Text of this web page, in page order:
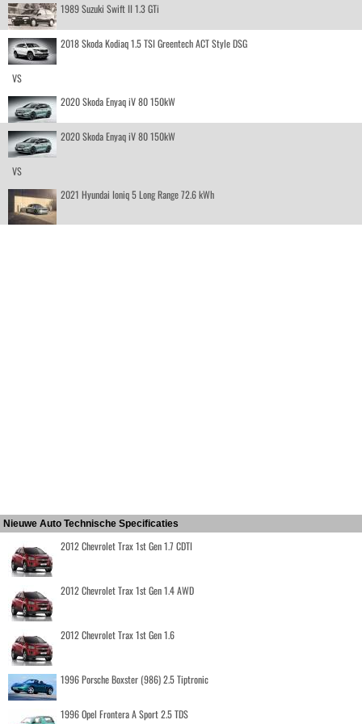
1989 Suzuki Swift II 1.3 GTi
2018 Skoda Kodiaq 1.5 TSI Greentech ACT Style DSG
VS
2020 Skoda Enyaq iV 80 150kW
2020 Skoda Enyaq iV 80 150kW
VS
2021 Hyundai Ioniq 5 Long Range 72.6 kWh
Nieuwe Auto Technische Specificaties
2012 Chevrolet Trax 1st Gen 1.7 CDTI
2012 Chevrolet Trax 1st Gen 1.4 AWD
2012 Chevrolet Trax 1st Gen 1.6
1996 Porsche Boxster (986) 2.5 Tiptronic
1996 Opel Frontera A Sport 2.5 TDS